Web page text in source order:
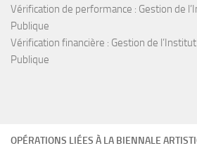
OPÉRATIONS LIÉES À LA BIENNALE
Vérification de performance : Gestion de
Publique
Vérification financière : Gestion de
Publique